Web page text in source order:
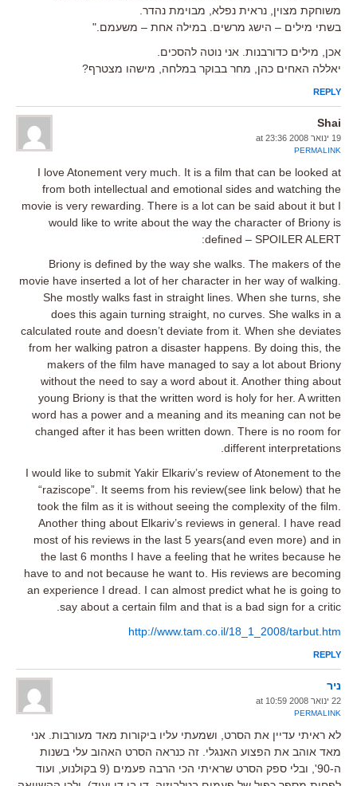
משוחקת מצוין, נראית נפלא, מבוימת נהדר.
בשתי מילים – הישג מרשים. במילה אחת – משעמם."
אכן, מילים כדורבנות. אני נוטה להסכים.
יאללה האחים כהן, מחר בבוקר במלחה, מישהו מצטרף?
REPLY
Shai
19 ינואר 2008 at 23:36
PERMALINK
I love Atonement very much. It is a film that can be looked at
from both intellectual and emotional sides and watching the
movie is very rewarding. There is a lot can be said about it but I
would like to write about the way the character of Briony is
defined – SPOILER ALERT:
Briony is defined by the way she walks. The makers of the
movie have inserted a lot of her character in her way of walking.
She mostly walks fast in straight lines. When she turns, she
does this again turning straight, no curves. She walks in a
calculated route and doesn’t deviate from it. When she deviates
from her walking patron a disaster happens. By doing this, the
makers of the film have managed to say a lot about Briony
without the need to say a word about it. Another thing about
young Briony is that the written word is holy for her. A written
word has a power and a meaning and its meaning can not be
changed after it has been written down. There is no room for
different interpretations.
I would like to submit Yakir Elkariv’s review of Atonement to the
“raziscope”. It seems from his review(see link below) that he
took the film as it is without seeing the complexity of the film.
Another thing about Elkariv’s reviews in general. I have read
most of his reviews in the last 5 years(and even more) and in
the last 6 months I have a feeling that he writes because he
have to and not because he want to. His reviews are becoming
an experience I dread. I can almost predict what he is going to
say about a certain film and that is a bad sign for a critic.
http://www.tam.co.il/18_1_2008/tarbut.htm
REPLY
ניר
22 ינואר 2008 at 10:59
PERMALINK
לא ראיתי עדיין את הסרט, ושמעתי עליו ביקורות מאד מעורבות. אני
מאד אוהב את הפצוע האנגלי. זה כנראה הסרט האהוב עלי בשנות
ה-90', ובלי ספק הסרט שראיתי הכי הרבה פעמים (9 בקולנוע, ועוד